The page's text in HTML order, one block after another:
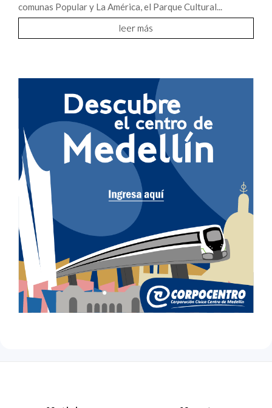
comunas Popular y La América, el Parque Cultural...
leer más